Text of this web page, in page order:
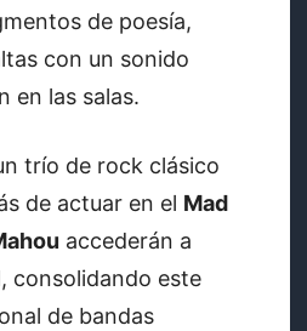
de poesía,
con un sonido
en las salas.
trío de rock clásico
de actuar en el Mad
accederán a
consolidando este
de bandas